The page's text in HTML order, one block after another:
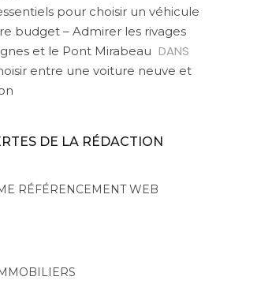
pour choisir un véhicule
budget – Admirer les rivages
et le Pont Mirabeau DANS
entre une voiture neuve et
DE LA RÉDACTION
RÉFÉRENCEMENT WEB